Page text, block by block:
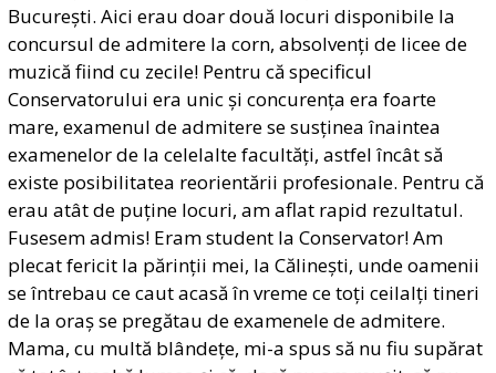
București. Aici erau doar două locuri disponibile la
concursul de admitere la corn, absolvenți de licee de
muzică fiind cu zecile! Pentru că specificul
Conservatorului era unic și concurența era foarte
mare, examenul de admitere se susținea înaintea
examenelor de la celelalte facultăți, astfel încât să
existe posibilitatea reorientării profesionale. Pentru că
erau atât de puține locuri, am aflat rapid rezultatul.
Fusesem admis! Eram student la Conservator! Am
plecat fericit la părinții mei, la Călinești, unde oamenii
se întrebau ce caut acasă în vreme ce toți ceilalți tineri
de la oraș se pregătau de examenele de admitere.
Mama, cu multă blândețe, mi-a spus să nu fiu supărat